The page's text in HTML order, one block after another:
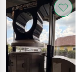
Category
CURRENT
PATH
Agriculture
technology
Reset
Show
15
results